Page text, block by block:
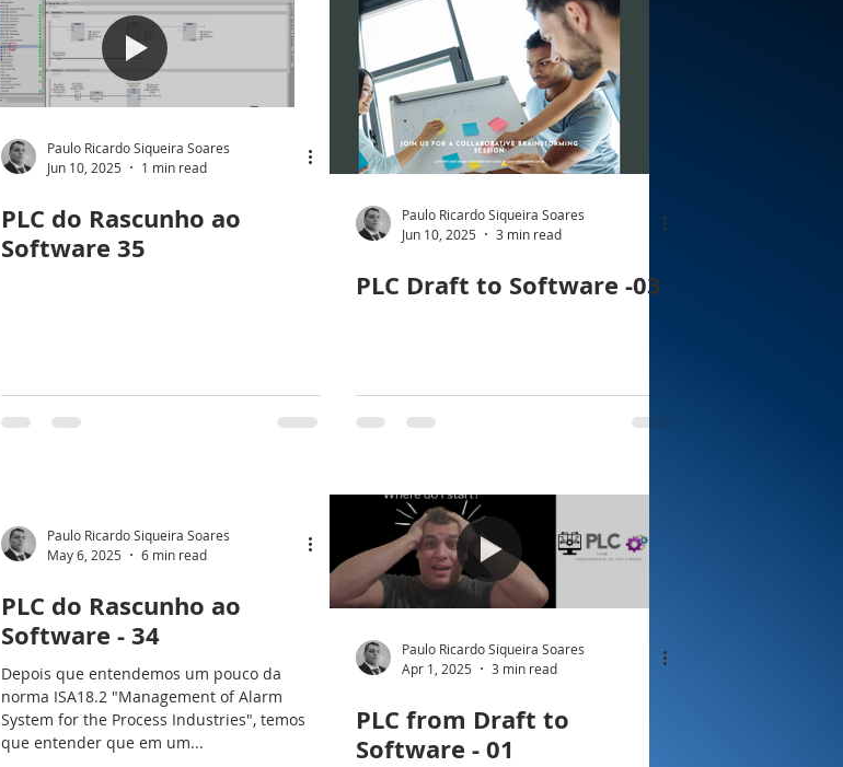
Paulo Ricardo Siqueira Soares
Jun 10, 2025
1 min read
PLC do Rascunho ao
Software 35
Paulo Ricardo Siqueira Soares
Jun 10, 2025
3 min read
PLC Draft to Software -03
Paulo Ricardo Siqueira Soares
May 6, 2025
6 min read
PLC do Rascunho ao
Software - 34
Depois que entendemos um pouco da
norma ISA18.2 "Management of Alarm
System for the Process Industries", temos
que entender que em um...
Paulo Ricardo Siqueira Soares
Apr 1, 2025
3 min read
PLC from Draft to
Software - 01